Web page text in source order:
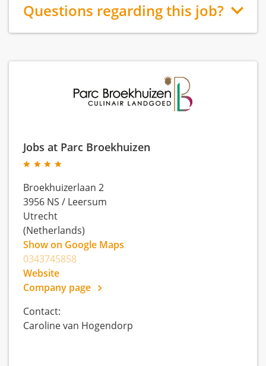
Questions regarding this job?
Jobs at Parc Broekhuizen
Broekhuizerlaan 2
3956 NS / Leersum
Utrecht
(Netherlands)
Show on Google Maps
0343745858
Website
Company page
Contact:
Caroline van Hogendorp